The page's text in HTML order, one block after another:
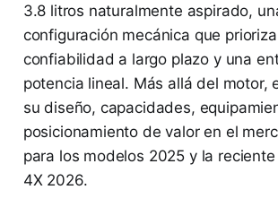
3.8 litros naturalmente aspirado,
configuración mecánica que
confiabilidad a largo plazo y una
potencia lineal. Más allá del motor,
su diseño, capacidades,
posicionamiento de valor en el
para los modelos 2025 y la
4X 2026.